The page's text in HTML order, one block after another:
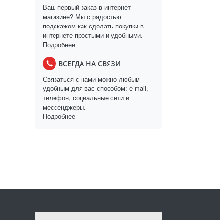
Ваш первый заказ в интернет-
магазине? Мы с радостью
подскажем как сделать покупки в
интернете простыми и удобными.
Подробнее
ВСЕГДА НА СВЯЗИ
Связаться с нами можно любым
удобным для вас способом: e-mail,
телефон, социальные сети и
мессенджеры.
Подробнее